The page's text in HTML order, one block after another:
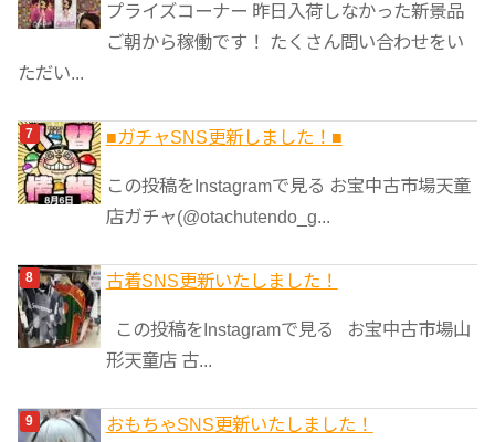
プライズコーナー 昨日入荷しなかった新景品
ご朝から稼働です！ たくさん問い合わせをい
ただい...
■ガチャSNS更新しました！■
この投稿をInstagramで見る お宝中古市場天童
店ガチャ(@otachutendo_g...
古着SNS更新いたしました！
この投稿をInstagramで見る お宝中古市場山
形天童店 古...
おもちゃSNS更新いたしました！